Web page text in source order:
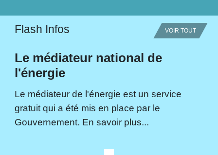
Flash Infos VOIR TOUT
Le médiateur national de
l'énergie
Le médiateur de l'énergie est un service
gratuit qui a été mis en place par le
Gouvernement. En savoir plus...